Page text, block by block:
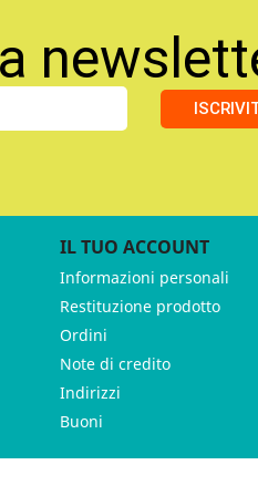
IL TUO ACCOUNT
Informazioni personali
Restituzione prodotto
Ordini
Note di credito
Indirizzi
Buoni